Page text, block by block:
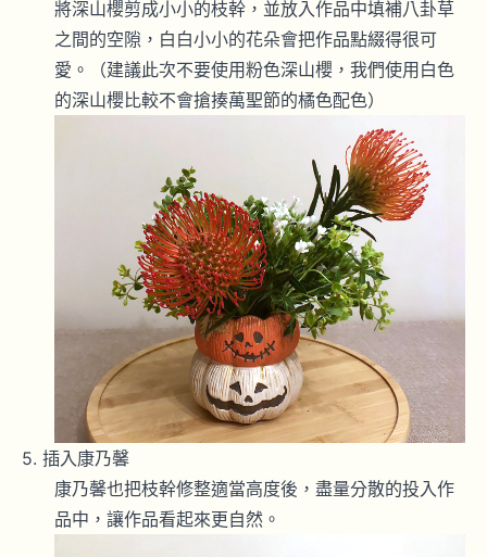
將深山櫻剪成小小的枝幹，並放入作品中填補八卦草
之間的空隙，白白小小的花朵會把作品點綴得很可
愛。（建議此次不要使用粉色深山櫻，我們使用白色
的深山櫻比較不會搶揍萬聖節的橘色配色）
插入康乃馨
康乃馨也把枝幹修整適當高度後，盡量分散的投入作
品中，讓作品看起來更自然。